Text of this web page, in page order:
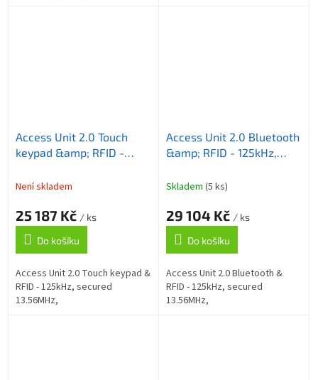
Access Unit 2.0 Touch
keypad &amp; RFID -
13.56MHz,
Není skladem
25 187 Kč / ks
Do košíku
Access Unit 2.0 Touch keypad &
RFID - 125kHz, secured
13.56MHz,
Access Unit 2.0 Bluetooth
&amp; RFID - 125kHz,
Skladem (5 ks)
29 104 Kč / ks
Do košíku
Access Unit 2.0 Bluetooth &
RFID - 125kHz, secured
13.56MHz,